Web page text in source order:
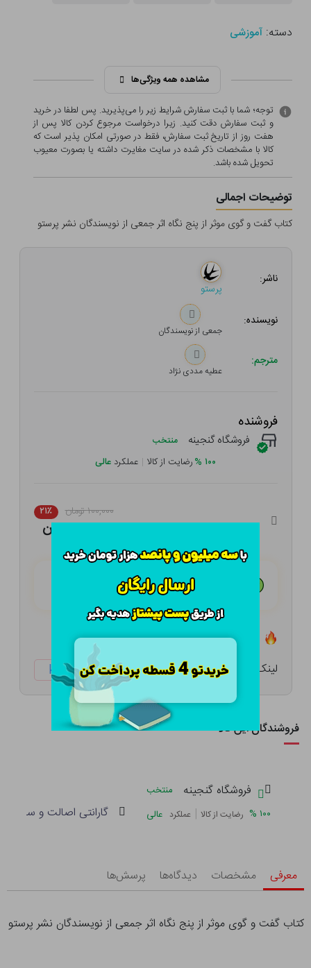
دسته:آموزشی
مشاهده همه ویژگی‌ها
توجه؛ شما با ثبت سفارش شرایط زیر را می‌پذیرید. پس لطفا در خرید
و ثبت سفارش دقت کنید. زیرا درخواست مرجوع کردن کالا پس از
هفت روز از تاریخ ثبت سفارش، فقط در صورتی امکان پذیر است که
کالا با مشخصات ذکر شده در سایت مغایرت داشته یا بصورت معيوب
تحویل شده باشد.
توضیحات اجمالی
کتاب گفت و گوی موثر از پنج نگاه اثر جمعی از نویسندگان نشر پرستو
ناشر:
پرستو
نویسنده:
جمعی از نویسندگان
مترجم:
عطیه مددی نژاد
فروشنده
فروشگاه گنجینه منتخب
۱۰۰ %رضایت از کالا | عملکرد عالی
۱۰۰,۰۰۰ تومان ۲۱٪
۷۹,۰۰۰ تومان
هـر قسط با تــرب‌پــی:
تعداد ۰ عدد در انبار موجود است
لینک کوتاه: ketabtala.com/sbp-47938
فروشندگان این کالا
فروشگاه گنجینه
منتخب
۱۰۰ % رضایت از کالا | عملکرد عالی گارانتی اصالت و سلامت
معرفی مشخصات دیدگاه‌ها پرسش‌ها
کتاب گفت و گوی موثر از پنج نگاه اثر جمعی از نویسندگان نشر پرستو